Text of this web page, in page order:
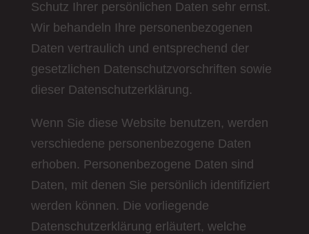
Schutz Ihrer persönlichen Daten sehr ernst.
Wir behandeln Ihre personenbezogenen
Daten vertraulich und entsprechend der
gesetzlichen Datenschutzvorschriften sowie
dieser Datenschutzerklärung.
Wenn Sie diese Website benutzen, werden
verschiedene personenbezogene Daten
erhoben. Personenbezogene Daten sind
Daten, mit denen Sie persönlich identifiziert
werden können. Die vorliegende
Datenschutzerklärung erläutert, welche